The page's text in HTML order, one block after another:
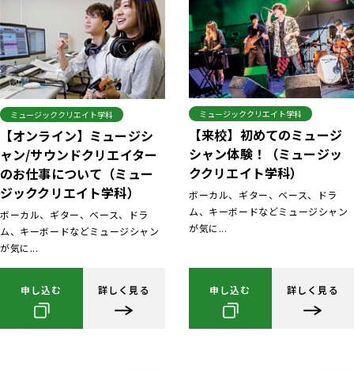
ミュージッククリエイト学科
【オンライン】ミュージシ
ャン/サウンドクリエイター
のお仕事について（ミュー
ジッククリエイト学科）
ボーカル、ギター、ベース、ドラ
ム、キーボードなどミュージシャン
が気に...
申し込む 詳しく見る
ミュージッククリエイト学科
【来校】初めてのミュージ
シャン体験！（ミュージッ
ククリエイト学科）
ボーカル、ギター、ベース、ドラ
ム、キーボードなどミュージシャン
が気に...
申し込む 詳しく見る